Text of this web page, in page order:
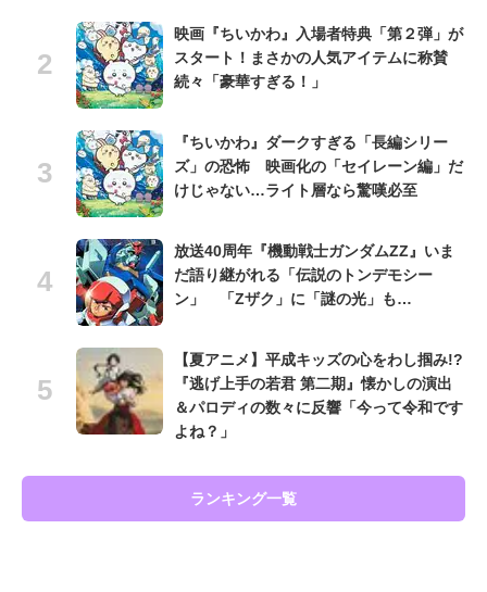
映画『ちいかわ』入場者特典「第２弾」が
スタート！まさかの人気アイテムに称賛
続々「豪華すぎる！」
『ちいかわ』ダークすぎる「長編シリー
ズ」の恐怖 映画化の「セイレーン編」だ
けじゃない…ライト層なら驚嘆必至
放送40周年『機動戦士ガンダムZZ』いま
だ語り継がれる「伝説のトンデモシー
ン」 「Zザク」に「謎の光」も…
【夏アニメ】平成キッズの心をわし掴み!?
『逃げ上手の若君 第二期』懐かしの演出
＆パロディの数々に反響「今って令和です
よね？」
ランキング一覧